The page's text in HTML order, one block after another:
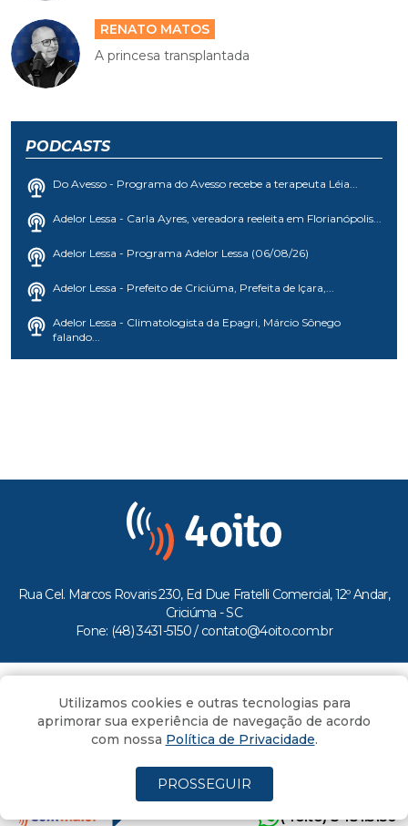
RENATO MATOS
A princesa transplantada
PODCASTS
Do Avesso - Programa do Avesso recebe a terapeuta Léia...
Adelor Lessa - Carla Ayres, vereadora reeleita em Florianópolis...
Adelor Lessa - Programa Adelor Lessa (06/08/26)
Adelor Lessa - Prefeito de Criciúma, Prefeita de Içara,...
Adelor Lessa - Climatologista da Epagri, Márcio Sônego
falando...
Rua Cel. Marcos Rovaris 230, Ed Due Fratelli Comercial, 12º Andar,
Criciúma - SC
Fone: (48) 3431-5150 / contato@4oito.com.br
Todos os direitos reservados ao Portal 4oito
(4oito) 3431.5150
Utilizamos cookies e outras tecnologias para
aprimorar sua experiência de navegação de acordo
com nossa Política de Privacidade.
PROSSEGUIR